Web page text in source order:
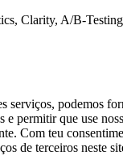
Clarity, A/B-Testing
serviços, podemos
e permitir que use
Com teu
de terceiros neste